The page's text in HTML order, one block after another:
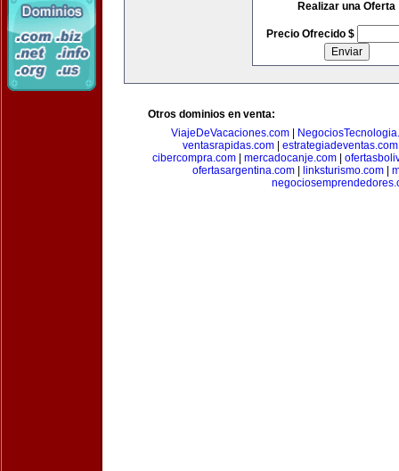
Realizar una Oferta
Precio Ofrecido $
Otros dominios en venta:
ViajeDeVacaciones.com
ventasrapidas.com
estrategiadeventas.com
cibercompra.com| mercadocanje.com|
ofertasargentina.com| linksturismo.com|